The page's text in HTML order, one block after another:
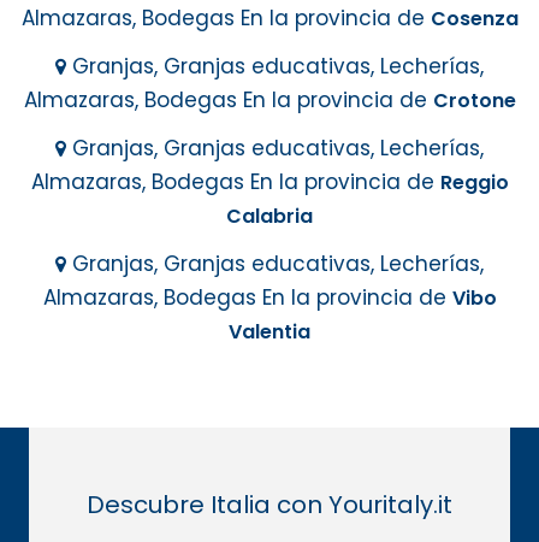
Almazaras, Bodegas En la provincia de Cosenza
Granjas, Granjas educativas, Lecherías,
Almazaras, Bodegas En la provincia de Crotone
Granjas, Granjas educativas, Lecherías,
Almazaras, Bodegas En la provincia de Reggio
Calabria
Granjas, Granjas educativas, Lecherías,
Almazaras, Bodegas En la provincia de Vibo
Valentia
Descubre Italia con Youritaly.it